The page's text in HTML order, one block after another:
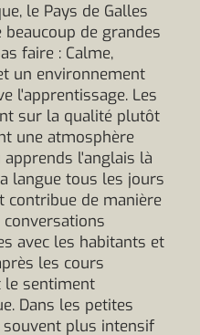
le Pays de Galles
de grandes
faire : Calme,
un environnement
l'apprentissage. Les
sur la qualité plutôt
une atmosphère
l'anglais là
langue tous les jours
contribue de manière
conversations
avec les habitants et
les cours
sentiment
Dans les petites
plus intensif